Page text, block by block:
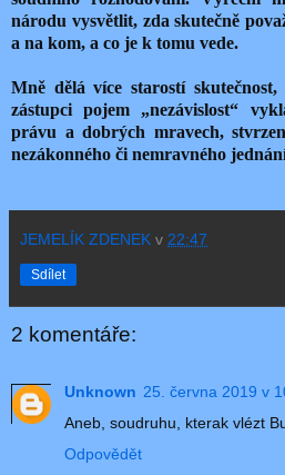
národu vysvětlit, zda skutečně
a na kom, a co je k tomu vede.
Mně dělá více starostí
zástupci pojem „nezávislost“
právu a dobrých mravech,
nezákonného či nemravného
JEMELÍK ZDENEK v 22:47
Sdílet
2 komentáře:
Unknown 25. června 2019 v
Aneb, soudruhu, kterak vlézt
Odpovědět